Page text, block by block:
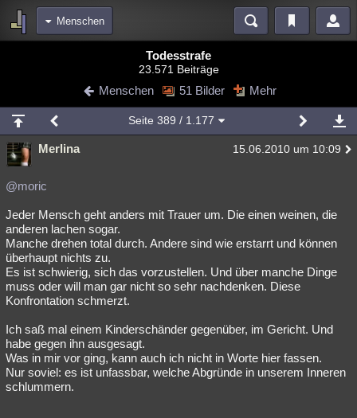
Menschen
Diskussionen Blogs Videos
Chat Wiki Neuigkeiten
meine Rubriken
Menschen Mystery Kriminalfälle
Spiritualität
Natur Umfragen Unterhaltung
weitere Rubriken
Philosophie Träume
Astronomie Helpdesk Gruppen Gaming Filme
Musik Clash Verbesserungen Allmystery English
Übersichten
Besucht Teilgenommen Alle Neue Geschlossen
Todesstrafe
23.571 Beiträge
Menschen 51 Bilder Mehr
Seite 389 / 1.177
Merlina 15.06.2010 um 10:09
@moric
Jeder Mensch geht anders mit Trauer um. Die einen weinen, die
anderen lachen sogar.
Manche drehen total durch. Andere sind wie erstarrt und können
überhaupt nichts zu.
Es ist schwierig, sich das vorzustellen. Und über manche Dinge
muss oder will man gar nicht so sehr nachdenken. Diese
Konfrontation schmerzt.
Ich saß mal einem Kinderschänder gegenüber, im Gericht. Und
habe gegen ihn ausgesagt.
Was in mir vor ging, kann auch ich nicht in Worte hier fassen.
Nur soviel: es ist unfassbar, welche Abgründe in unserem Inneren
schlummern.